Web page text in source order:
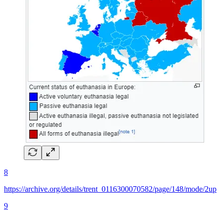
8
https://archive.org/details/trent_0116300070582/page/148/mode/2up
9